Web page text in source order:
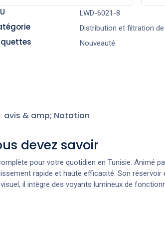
LWD-6021-8
Distribution et filtration de
Nouveauté
avis & amp; Notation
devez savoir
pour votre quotidien en Tunisie. Animé
rapide et haute efficacité. Son réservoir
il intègre des voyants lumineux de